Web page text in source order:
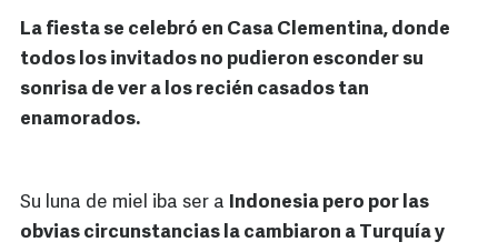
La fiesta se celebró en Casa Clementina, donde
todos los invitados no pudieron esconder su
sonrisa de ver a los recién casados tan
enamorados.
Su luna de miel iba ser a
Indonesia pero por las
obvias circunstancias la cambiaron a Turquía y